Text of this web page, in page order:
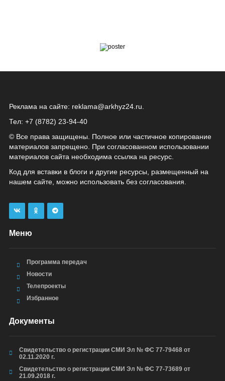
Реклама на сайте: reklama@arkhyz24.ru
Тел: +7 (8782) 23‑94‑40
© Все права защищены. Полное или частичное копирование
материалов запрещено. При согласованном использовании
материалов сайта необходима ссылка на ресурс.
Код для вставки в блоги и другие ресурсы, размещенный на
нашем сайте, можно использовать без согласования.
Меню
Программа передач
Новости
Телепроекты
Избранное
Документы
Свидетельство о регистрации СМИ Эл № ФС 77-79468 от
02.11.2020 г.
Свидетельство о регистрации СМИ Эл № ФС 77-73689 от
21.09.2018 г.